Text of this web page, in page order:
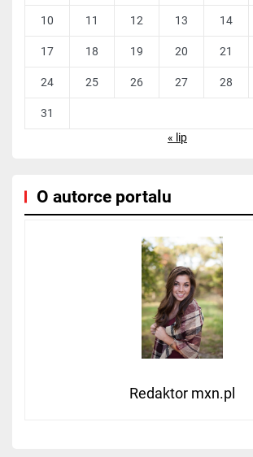
10 11 12 13 14
17 18 19 20 21
24 25 26 27 28
31
« lip
O autorce portalu
Redaktor mxn.pl